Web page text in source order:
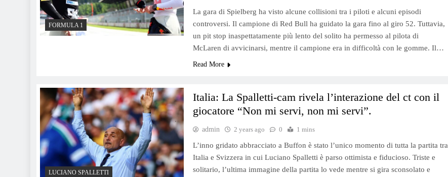
FORMULA 1
La gara di Spielberg ha visto alcune collisioni tra i piloti e alcuni episodi
controversi. Il campione di Red Bull ha guidato la gara fino al giro 52. Tuttavia,
un pit stop inaspettatamente più lento del solito ha permesso al pilota di
McLaren di avvicinarsi, mentre il campione era in difficoltà con le gomme. Il…
Read More
LUCIANO SPALLETTI
Italia: La Spalletti-cam rivela l’interazione del ct con il
giocatore “Non mi servi, non mi servi”.
admin 2 years ago 0 1 mins
L’inno gridato abbracciato a Buffon è stato l’unico momento di tutta la partita tra
Italia e Svizzera in cui Luciano Spalletti è parso ottimista e fiducioso. Triste e
solitario, l’ultima immagine della partita lo vede mentre si gira sconsolato e